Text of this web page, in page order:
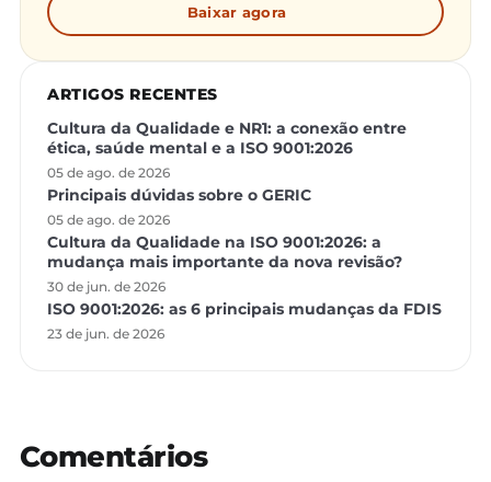
Baixar agora
ARTIGOS RECENTES
Cultura da Qualidade e NR1: a conexão entre
ética, saúde mental e a ISO 9001:2026
05 de ago. de 2026
Principais dúvidas sobre o GERIC
05 de ago. de 2026
Cultura da Qualidade na ISO 9001:2026: a
mudança mais importante da nova revisão?
30 de jun. de 2026
ISO 9001:2026: as 6 principais mudanças da FDIS
23 de jun. de 2026
Comentários